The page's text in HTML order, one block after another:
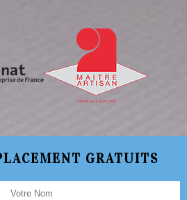
GRATUITS